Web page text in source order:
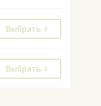
Выбрать
Выбрать